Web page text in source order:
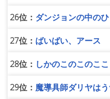
26位： ダンジョンの中の
27位： ばいばい、アース
28位： しかのこのこのこ
29位： 魔導具師ダリヤは